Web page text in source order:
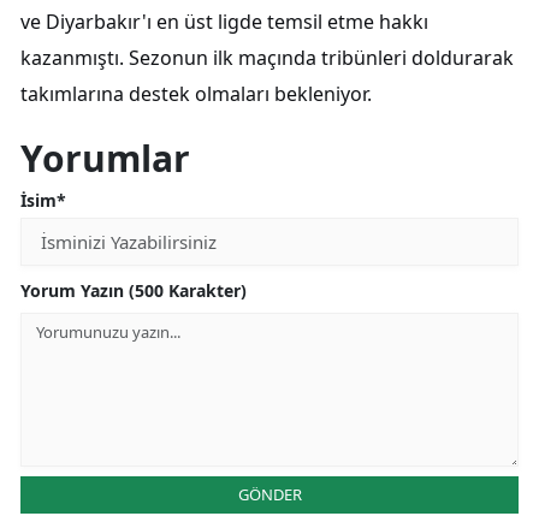
ve Diyarbakır'ı en üst ligde temsil etme hakkı
kazanmıştı. Sezonun ilk maçında tribünleri doldurarak
takımlarına destek olmaları bekleniyor.
Yorumlar
İsim*
Yorum Yazın (500 Karakter)
GÖNDER